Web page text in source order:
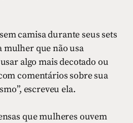
camisa durante seus sets
mulher que não usa
usar algo mais decotado ou
comentários sobre sua
escreveu ela.
que mulheres ouvem